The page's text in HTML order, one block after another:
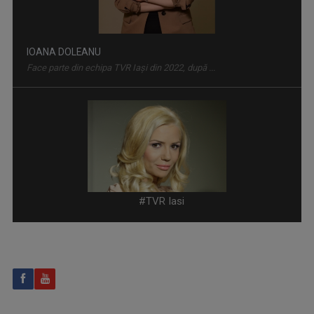
Emisiune matinală, de luni până vineri, de la ...
Pe 20 noiembrie 2006 Roxana Bratec împlinea 21 ...
#TVR Iasi